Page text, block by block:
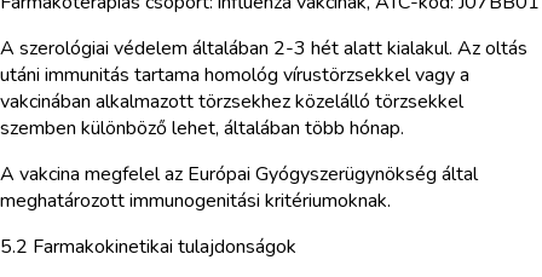
A szerológiai védelem általában 2-3 hét alatt kialakul. Az oltás
utáni immunitás tartama homológ vírustörzsekkel vagy a
vakcinában alkalmazott törzsekhez közelálló törzsekkel
szemben különböző lehet, általában több hónap.
A vakcina megfelel az Európai Gyógyszerügynökség által
meghatározott immunogenitási kritériumoknak.
5.2 Farmakokinetikai tulajdonságok